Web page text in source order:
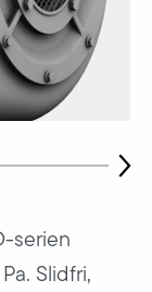
serien
Slidfri,